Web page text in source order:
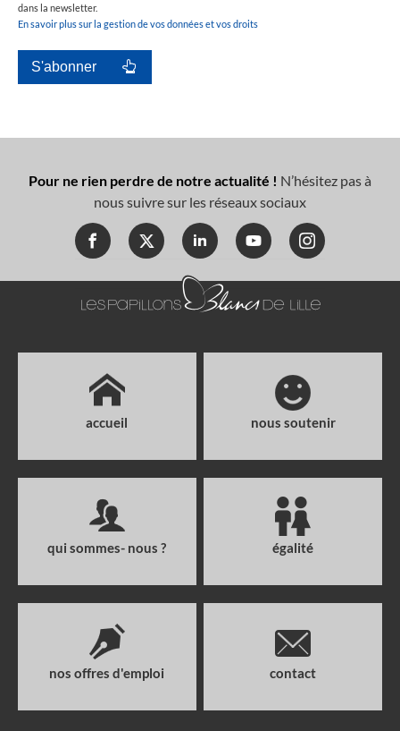
dans la newsletter.
En savoir plus sur la gestion de vos données et vos droits
Pour ne rien perdre de notre actualité ! N’hésitez pas à
nous suivre sur les réseaux sociaux
accueil nous soutenir
qui sommes- nous ? égalité
nos offres d'emploi contact